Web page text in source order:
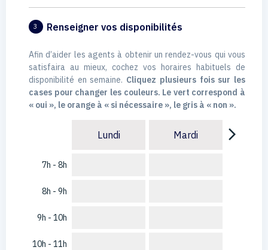
3 Renseigner vos disponibilités
Afin d’aider les agents à obtenir un rendez-vous qui vous
satisfaira au mieux, cochez vos horaires habituels de
disponibilité en semaine. Cliquez plusieurs fois sur les
cases pour changer les couleurs. Le vert correspond à
« oui », le orange à « si nécessaire », le gris à « non ».
7h - 8h
8h - 9h
9h - 10h
10h - 11h
Lundi Mardi arrow_forward_ios